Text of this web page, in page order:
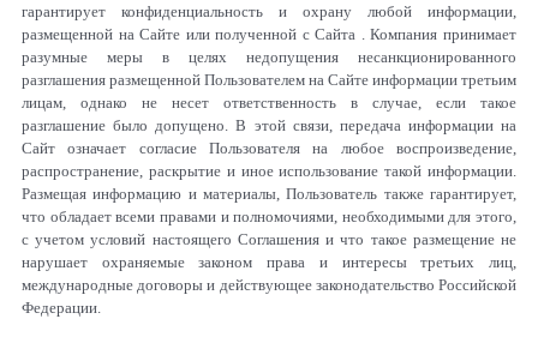
гарантирует конфиденциальность и охрану любой информации,
размещенной на Сайте или полученной с Сайта . Компания принимает
разумные меры в целях недопущения несанкционированного
разглашения размещенной Пользователем на Сайте информации третьим
лицам, однако не несет ответственность в случае, если такое
разглашение было допущено. В этой связи, передача информации на
Сайт означает согласие Пользователя на любое воспроизведение,
распространение, раскрытие и иное использование такой информации.
Размещая информацию и материалы, Пользователь также гарантирует,
что обладает всеми правами и полномочиями, необходимыми для этого,
с учетом условий настоящего Соглашения и что такое размещение не
нарушает охраняемые законом права и интересы третьих лиц,
международные договоры и действующее законодательство Российской
Федерации.